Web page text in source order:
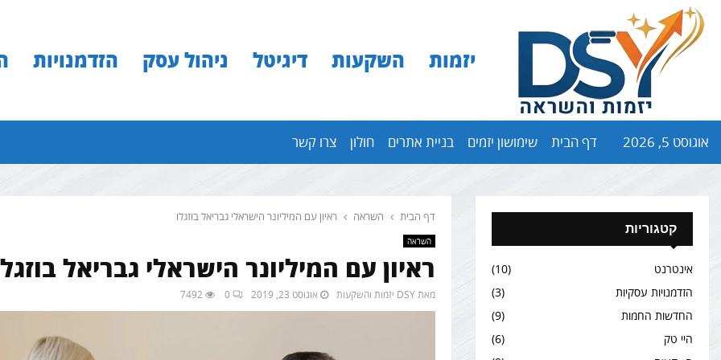
יזמות השקעות דיגיטל ניהול עסק הזדמנויות
אוגוסט 5, 2026 דף הבית שימושון יזמים בניית אתרים חולון צרו קשר
דף הבית השראה ראיון עם המיליונר הישראלי גבריאל בוזגלו
השראה
ראיון עם המיליונר הישראלי גבריאל
מאתDSY יזמות והשקעות אוגוסט 23, 2019 0
7492
קטגוריות
אינטרנט
(10)
הזדמנויות עסקיות
(3)
החדשות החמות
(9)
היי טק
(6)